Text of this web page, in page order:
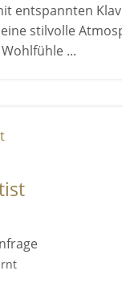
entspannten
stilvolle
...